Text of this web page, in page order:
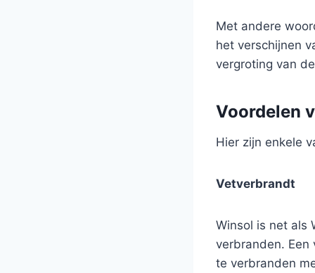
Met andere
het verschijnen
vergroting van
Voordelen
Hier zijn enkele
Vetverbrandt
Winsol is net als
verbranden. Een
te verbranden